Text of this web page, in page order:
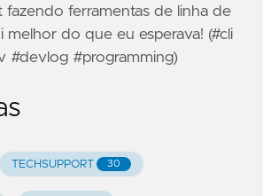
fazendo ferramentas de linha de
do que eu esperava! (#cli
#devlog #programming)
TECHSUPPORT 30